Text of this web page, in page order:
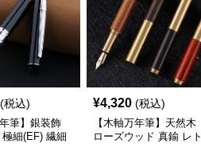
(税込)
年筆】銀装飾
細(EF) 繊細
¥4,320 (税込)
【木軸万年筆】天然木
ローズウッド 真鍮 レト